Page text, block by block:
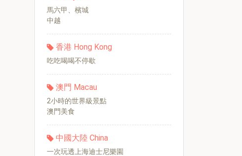
馬六甲、檳城
中越
香港 Hong Kong
吃吃喝喝不停歇
澳門 Macau
2小時的世界級景點
澳門美食
中國大陸 China
一次玩透上海迪士尼樂園